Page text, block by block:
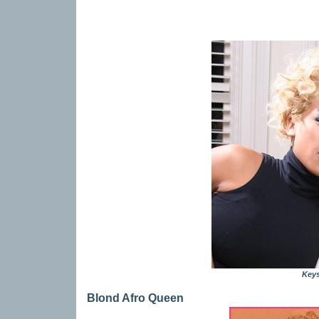
Blond Afro Queen